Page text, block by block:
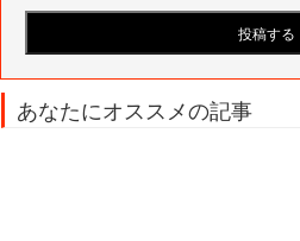
あなたにオススメの記事